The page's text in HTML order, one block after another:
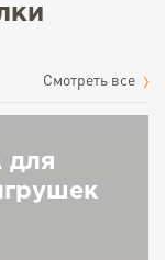
Cмотреть все
для